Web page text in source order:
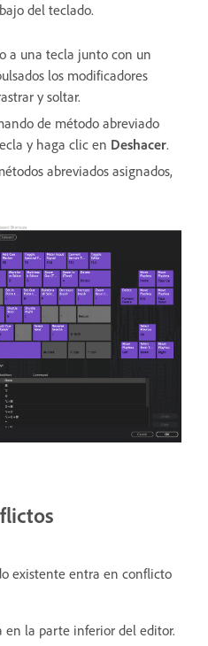
del teclado.
a una tecla junto con un
los modificadores
y soltar.
de método abreviado
y haga clic en Deshacer.
abreviados asignados,
existente entra en conflicto
en la parte inferior del editor.